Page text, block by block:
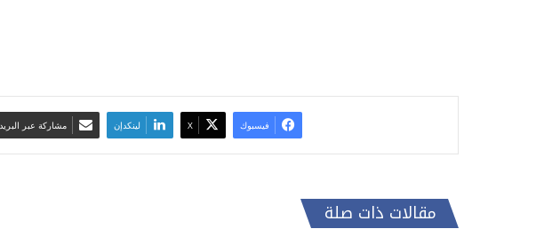
فيسبوك ‫X لينكدإن مشاركة عبر البريد
مقالات ذات صلة